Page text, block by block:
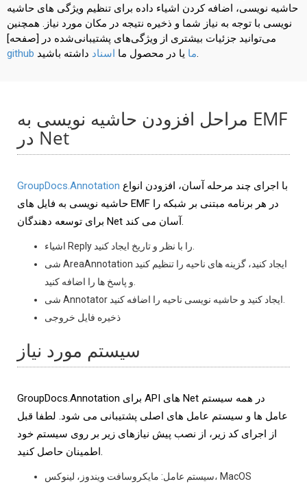
حاشیه نویسی، اضافه کردن اشیاء داده برای تنظیم ویژگی های حاشیه
نویسی با توجه به نیاز شما و ذخیره نتیجه در مکان مورد نیاز. همچنین
می‌توانید جزئیات بیشتری از ویژگی‌های پشتیبانی‌شده در [صفحه]
github ما یا در محصول ما اسناد داشته باشید.
مراحل افزودن حاشیه نویسی به EMF
در Net
GroupDocs.Annotation
حاشیه نویسی به فایل های EMF در هر برنامه مبتنی بر شبکه را
برای توسعه دهندگان Net آسان می کند.
شی AreaAnnotation ایجاد کنید، گزینه های ناحیه را تنظیم کنید
ذخیره فایل خروجی
سیستم مورد نیاز
GroupDocs.Annotation برای API های Net در همه سیستم
عامل ها و سیستم عامل های اصلی پشتیبانی می شود. لطفا قبل
از اجرای کد زیر، از نصب پیش نیازهای زیر بر روی سیستم خود
اطمینان حاصل کنید.
سیستم عامل: مایکروسافت ویندوز، لینوکس، MacOS